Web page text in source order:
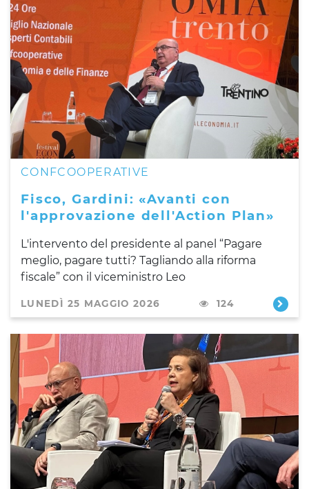
CONFCOOPERATIVE
Fisco, Gardini: «Avanti con
l'approvazione dell'Action Plan»
L'intervento del presidente al panel “Pagare
meglio, pagare tutti? Tagliando alla riforma
fiscale” con il viceministro Leo
LUNEDÌ 25 MAGGIO 2026 124